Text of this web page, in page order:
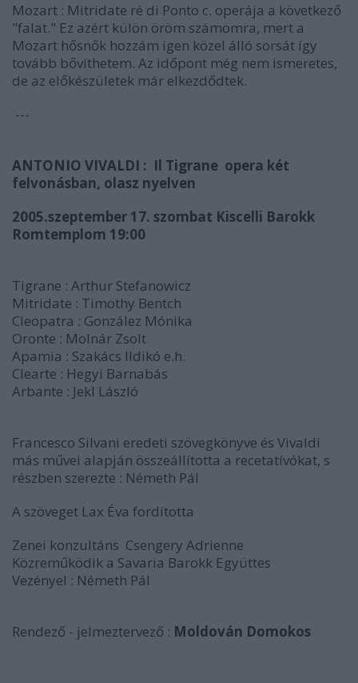
Mozart : Mitridate ré di Ponto c. operája a következő
"falat." Ez azért külön öröm számomra, mert a
Mozart hősnők hozzám igen közel álló sorsát így
tovább bővíthetem. Az időpont még nem ismeretes,
de az előkészületek már elkezdődtek.
---
ANTONIO VIVALDI : Il Tigrane opera két
felvonásban, olasz nyelven
2005.szeptember 17. szombat Kiscelli Barokk
Romtemplom 19:00
Tigrane : Arthur Stefanowicz
Mitridate : Timothy Bentch
Cleopatra : González Mónika
Oronte : Molnár Zsolt
Apamia : Szakács Ildikó e.h.
Clearte : Hegyi Barnabás
Arbante : Jekl László
Francesco Silvani eredeti szövegkönyve és Vivaldi
más művei alapján összeállította a recetatívókat, s
részben szerezte : Németh Pál
A szöveget Lax Éva fordította
Zenei konzultáns Csengery Adrienne
Közreműködik a Savaria Barokk Együttes
Vezényel : Németh Pál
Rendező - jelmeztervező : Moldován Domokos